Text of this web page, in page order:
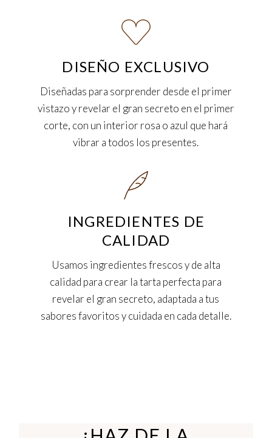
DISEÑO EXCLUSIVO
Diseñadas para sorprender desde el primer
vistazo y revelar el gran secreto en el primer
corte, con un interior rosa o azul que hará
vibrar a todos los presentes.
INGREDIENTES DE
CALIDAD
Usamos ingredientes frescos y de alta
calidad para crear la tarta perfecta para
revelar el gran secreto, adaptada a tus
sabores favoritos y cuidada en cada detalle.